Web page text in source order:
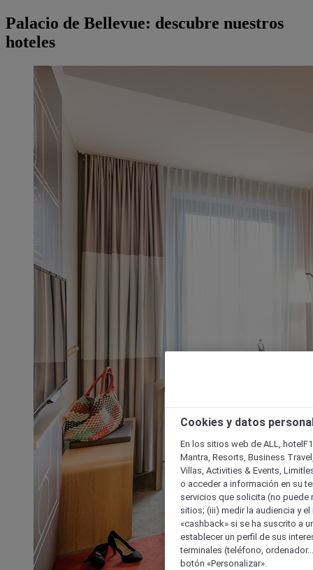
Palacio de Bellevue: descubre nuestros
hoteles
Cookies y datos
En los sitios web de ALL,
Mantra, Resorts, Business
Villas, Activities & Events,
o acceder a información en su
servicios que solicita (no puede
sitios; (iii) medir la audiencia y
«cashback» si se ha suscrito a
establecer un perfil de sus
terminales (teléfono,
botón «Personalizar».